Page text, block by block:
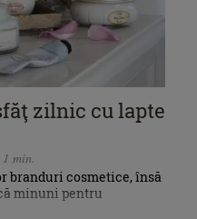
zilnic cu lapte
min.
branduri cosmetice, însă
minuni pentru